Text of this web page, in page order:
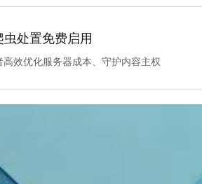
处置免费启用
高效优化服务器成本、守护内容主权